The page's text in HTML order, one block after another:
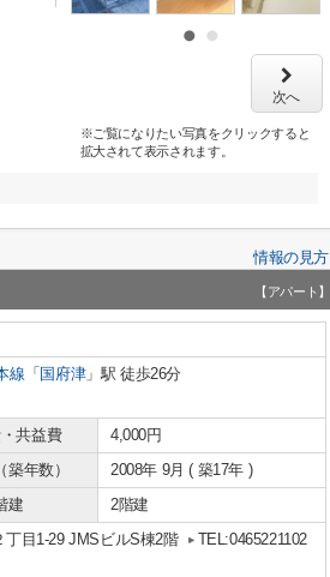
次へ
※ご覧になりたい写真をクリックすると
拡大されて表示されます。
情報の見方
【アパート】
線 「 国府津」駅 徒歩26分
共益費
4,000円
築年数）
2008年 9月 ( 築17年 )
建 2階建
目1-29 JMSビルS棟2階
TEL:0465221102